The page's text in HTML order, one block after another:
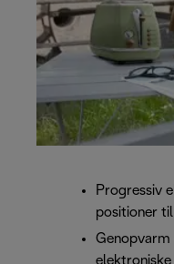
Progressiv
positioner